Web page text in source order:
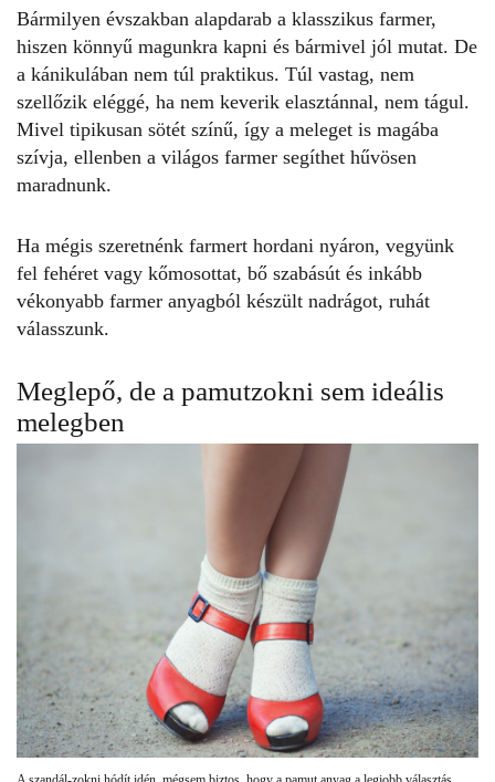
Bármilyen évszakban alapdarab a klasszikus farmer,
hiszen könnyű magunkra kapni és bármivel jól mutat. De
a kánikulában nem túl praktikus. Túl vastag, nem
szellőzik eléggé, ha nem keverik elasztánnal, nem tágul.
Mivel tipikusan sötét színű, így a meleget is magába
szívja, ellenben a világos farmer segíthet hűvösen
maradnunk.
Ha mégis szeretnénk farmert hordani nyáron, vegyünk
fel fehéret vagy kőmosottat, bő szabásút és inkább
vékonyabb farmer anyagból készült nadrágot, ruhát
válasszunk.
Meglepő, de a pamutzokni sem ideális
melegben